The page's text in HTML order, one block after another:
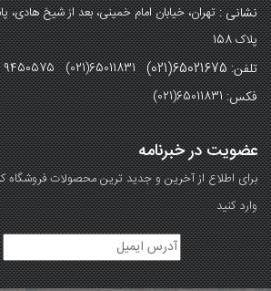
نشانی :تهران، خیابان امام خمینی، بعد از شیخ هادی،
پلاک 158
تلفن: 65021675(021) 9450575 (021)65011831
فکس:(021)65011831
عضویت در خبرنامه
برای اطلاع از آخرین و جدید ترین محصولات فروشگاه
وارد کنید